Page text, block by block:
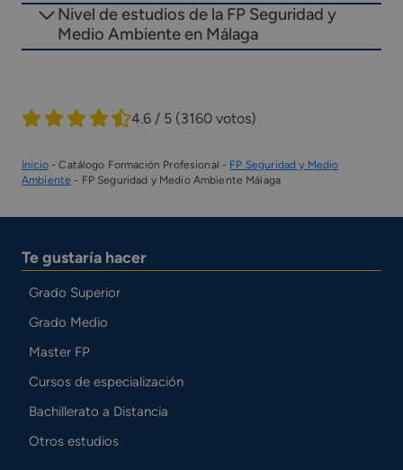
Nivel de estudios de la FP Seguridad y
Medio Ambiente en Málaga
4.6 / 5 (3160 votos)
Inicio-Catálogo Formación Profesional - FP Seguridad y Medio
Ambiente - FP Seguridad y Medio Ambiente Málaga
Te gustaría hacer
Grado Superior
Grado Medio
Master FP
Cursos de especialización
Bachillerato a Distancia
Otros estudios